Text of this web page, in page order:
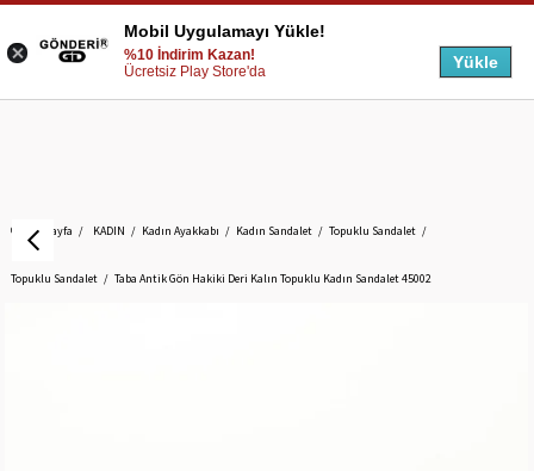
Anasayfa KADIN Kadın Ayakkabı Kadın Sandalet Topuklu Sandalet
Topuklu Sandalet Taba Antik Gön Hakiki Deri Kalın Topuklu Kadın Sandalet 45002
Mobil Uygulamayı Yükle!
%10 İndirim Kazan!
Ücretsiz Play Store'da
Yükle